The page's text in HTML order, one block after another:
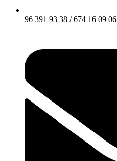
96 391 93 38 / 674 16 09 06